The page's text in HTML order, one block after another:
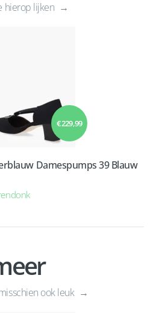
hierop lijken
€ 229,99
Damespumps 39 Blauw
ook leuk